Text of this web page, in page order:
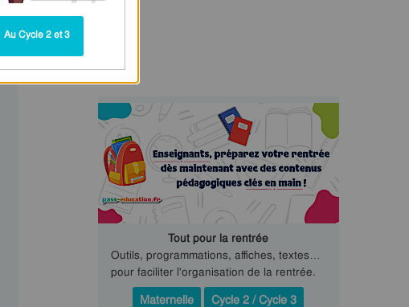
Tout pour la rentrée
Outils, programmations, affiches, textes…
pour faciliter l'organisation de la rentrée.
Maternelle
Cycle 2 / Cycle 3
Au Cycle 2 et 3